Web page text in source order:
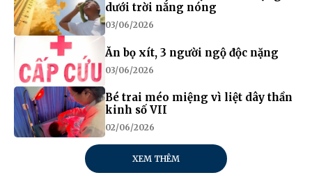
dưới trời nắng nóng
03/06/2026
Ăn bọ xít, 3 người ngộ độc nặng
03/06/2026
Bé trai méo miệng vì liệt dây thần
kinh số VII
02/06/2026
XEM THÊM